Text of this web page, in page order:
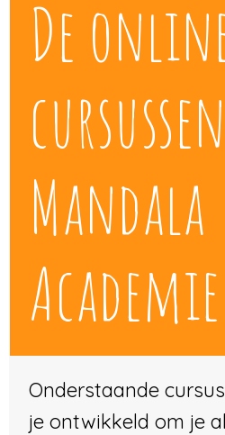
De
Mandala
Academie
Onderstaande
je ontwikkeld om je